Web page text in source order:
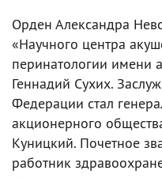
Орден Александра
«Научного центра
перинатологии имени
Геннадий Сухих.
Федерации стал
акционерного
Куницкий. Почетное
работник